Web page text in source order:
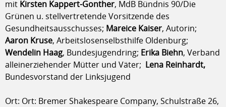
mit Kirsten Kappert-Gonther, MdB Bündnis 90/Die
Grünen u. stellvertretende Vorsitzende des
Gesundheitsausschusses; Mareice Kaiser, Autorin;
Aaron Kruse, Arbeitslosenselbsthilfe Oldenburg;
Wendelin Haag, Bundesjugendring; Erika Biehn, Verband
alleinerziehender Mütter und Väter; Lena Reinhardt,
Bundesvorstand der Linksjugend
Ort: Ort: Bremer Shakespeare Company, Schulstraße 26,